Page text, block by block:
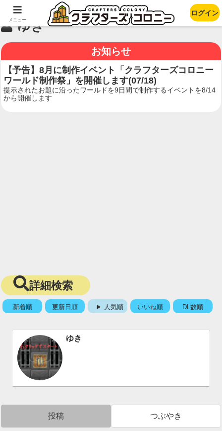
ゆき
お知らせ
【予告】8月に制作イベント「クラフターズコロニー
ワールド制作祭」を開催します(07/18)
提示されたお題に沿ったワールドを9日間で制作するイベントを8/14
から開催します
詳細検索
新着順 更新日順 人気順 いいね順 DL数順
ゆき
投稿 つぶやき
メニュー
ログイン